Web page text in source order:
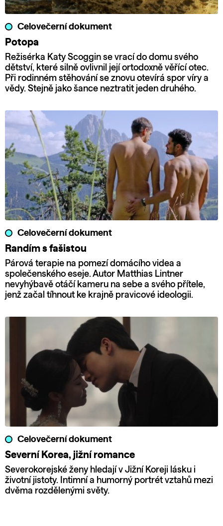
Celovečerní dokument
Potopa
Režisérka Katy Scoggin se vrací do domu svého
dětství, které silně ovlivnil její ortodoxně věřící otec.
Při rodinném stěhování se znovu otevírá spor víry a
vědy. Stejně jako šance neztratit jeden druhého.
Celovečerní dokument
Randím s fašistou
Párová terapie na pomezí domácího videa a
společenského eseje. Autor Matthias Lintner
nevyhýbavě otáčí kameru na sebe a svého přítele,
jenž začal tíhnout ke krajně pravicové ideologii.
Celovečerní dokument
Severní Korea, jižní romance
Severokorejské ženy hledají v Jižní Koreji lásku i
životní jistoty. Intimní a humorný portrét vztahů mezi
dvěma rozdělenými světy.